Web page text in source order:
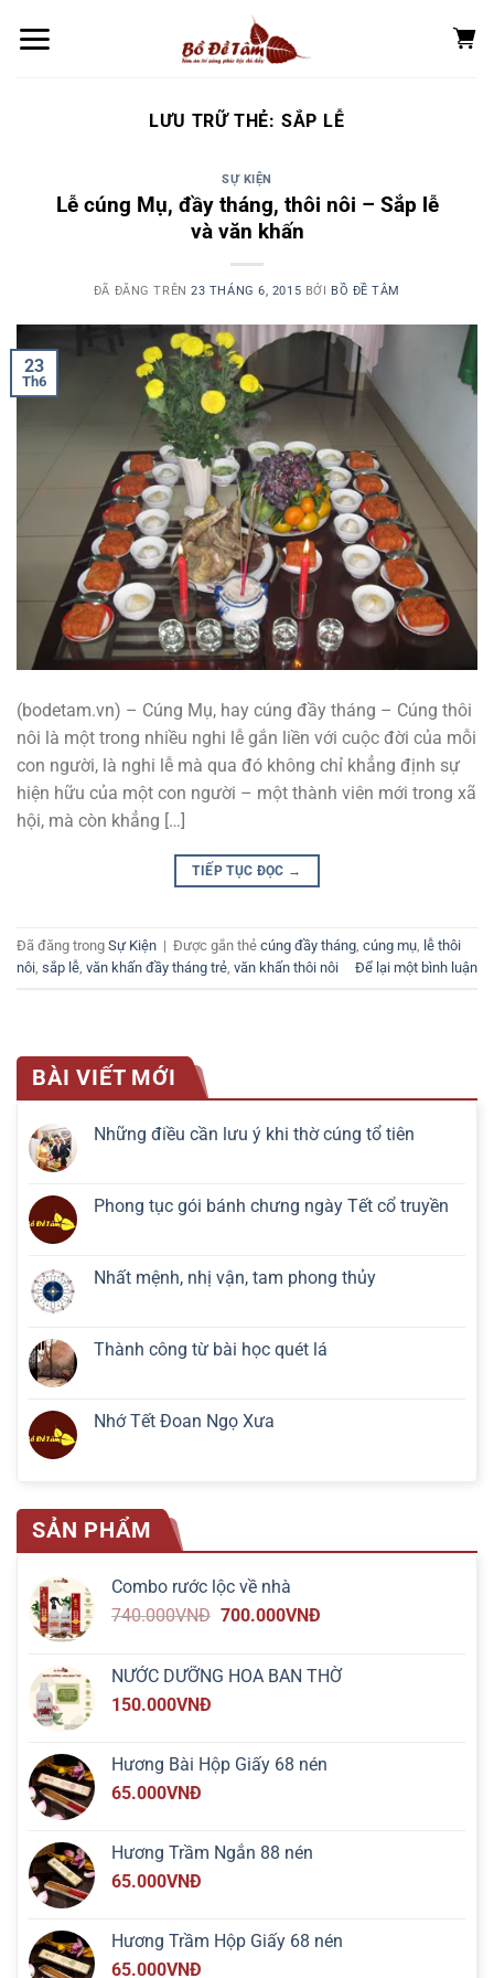
đến
LƯU TRỮ THẺ: SẮP LỄ
SỰ KIỆN
Lễ cúng Mụ, đầy tháng, thôi nôi – Sắp lễ
và văn khấn
ĐÃ ĐĂNG TRÊN23 THÁNG 6, 2015 BỞI BỒ ĐỀ TÂM
23
Th6
(bodetam.vn) – Cúng Mụ, hay cúng đầy tháng – Cúng thôi
nôi là một trong nhiều nghi lễ gắn liền với cuộc đời của mỗi
con người, là nghi lễ mà qua đó không chỉ khẳng định sự
hiện hữu của một con người – một thành viên mới trong xã
hội, mà còn khẳng […]
TIẾP TỤC ĐỌC →
Đã đăng trong Sự Kiện | Được gắn thẻ cúng đầy tháng, cúng mụ, lễ thôi
nôi, sắp lễ, văn khấn đầy tháng trẻ, văn khấn thôi nôi Để lại một bình luận
BÀI VIẾT MỚI
Những điều cần lưu ý khi thờ cúng tổ tiên
Phong tục gói bánh chưng ngày Tết cổ truyền
Nhất mệnh, nhị vận, tam phong thủy
Thành công từ bài học quét lá
Nhớ Tết Đoan Ngọ Xưa
SẢN PHẨM
Combo rước lộc về nhà
740.000VNĐ 700.000VNĐ
NƯỚC DƯỠNG HOA BAN THỜ
150.000VNĐ
Hương Bài Hộp Giấy 68 nén
65.000VNĐ
Hương Trầm Ngắn 88 nén
65.000VNĐ
Hương Trầm Hộp Giấy 68 nén
65.000VNĐ